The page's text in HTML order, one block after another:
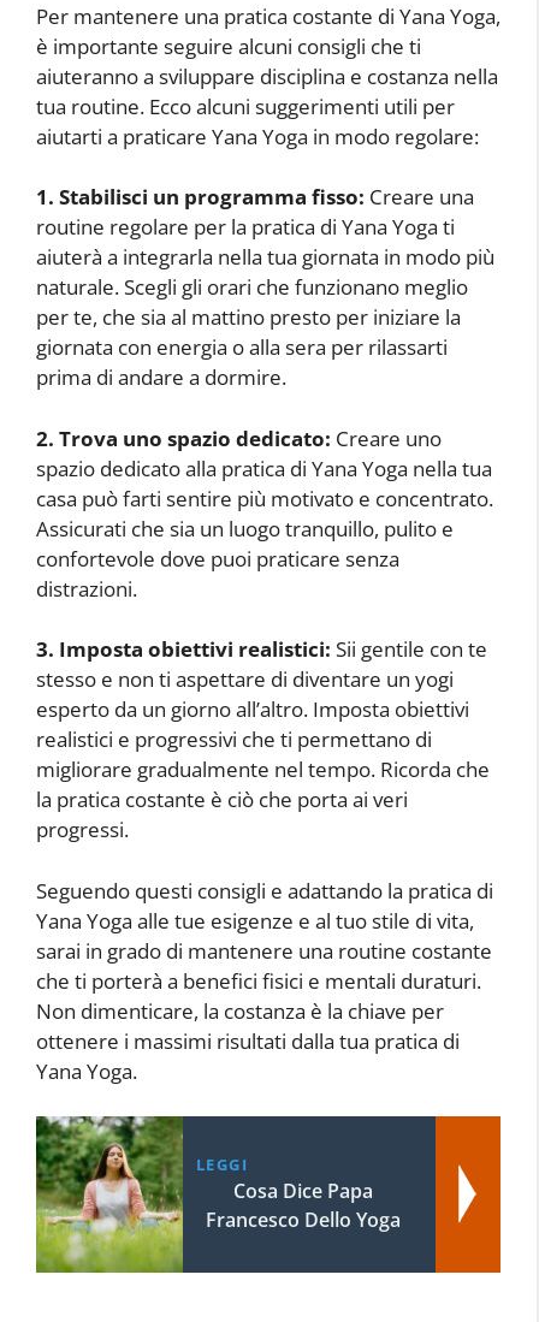
Per mantenere una pratica costante di Yana Yoga,
è importante seguire alcuni consigli che ti
aiuteranno a sviluppare disciplina e costanza nella
tua routine. Ecco alcuni suggerimenti utili per
aiutarti a praticare Yana Yoga in modo regolare:
1. Stabilisci un programma fisso: Creare una
routine regolare per la pratica di Yana Yoga ti
aiuterà a integrarla nella tua giornata in modo più
naturale. Scegli gli orari che funzionano meglio
per te, che sia al mattino presto per iniziare la
giornata con energia o alla sera per rilassarti
prima di andare a dormire.
2. Trova uno spazio dedicato: Creare uno
spazio dedicato alla pratica di Yana Yoga nella tua
casa può farti sentire più motivato e concentrato.
Assicurati che sia un luogo tranquillo, pulito e
confortevole dove puoi praticare senza
distrazioni.
3. Imposta obiettivi realistici: Sii gentile con te
stesso e non ti aspettare di diventare un yogi
esperto da un giorno all’altro. Imposta obiettivi
realistici e progressivi che ti permettano di
migliorare gradualmente nel tempo. Ricorda che
la pratica costante è ciò che porta ai veri
progressi.
Seguendo questi consigli e adattando la pratica di
Yana Yoga alle tue esigenze e al tuo stile di vita,
sarai in grado di mantenere una routine costante
che ti porterà a benefici fisici e mentali duraturi.
Non dimenticare, la costanza è la chiave per
ottenere i massimi risultati dalla tua pratica di
Yana Yoga.
LEGGI
Cosa Dice Papa
Francesco Dello Yoga